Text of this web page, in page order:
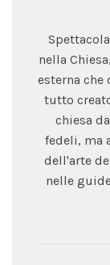
nella
esterna che
tutto
chiesa
fedeli, ma
dell'arte
nelle